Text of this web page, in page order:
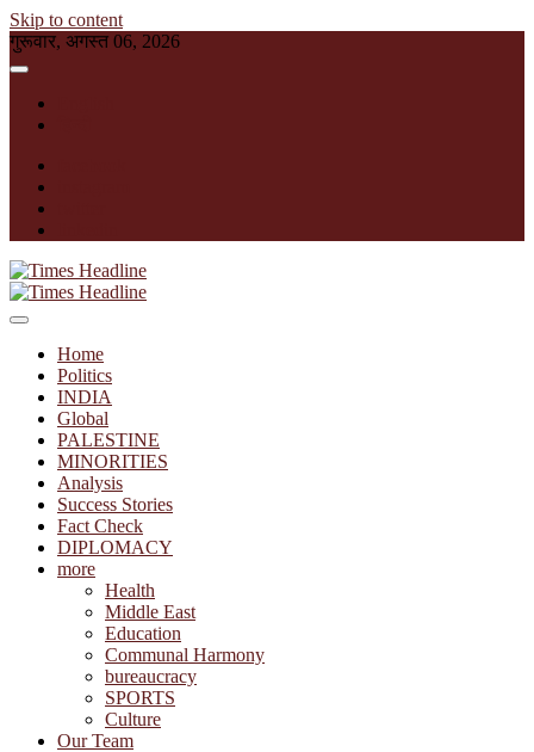
Skip to content
गुरूवार, अगस्त 06, 2026
Times Headline
Home
Politics
INDIA
Global
PALESTINE
MINORITIES
Analysis
Success Stories
Fact Check
DIPLOMACY
more
Health
Middle East
Education
Communal Harmony
bureaucracy
SPORTS
Culture
Our Team